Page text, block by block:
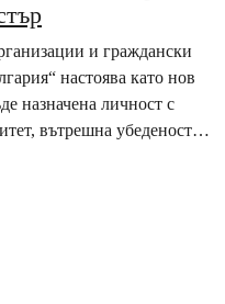
и граждански
настоява като нов
назначена личност с
вътрешна убеденост…